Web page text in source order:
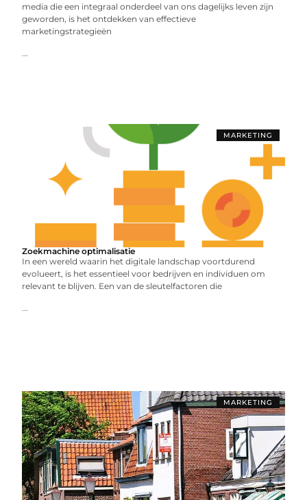
media die een integraal onderdeel van ons dagelijks leven zijn
geworden, is het ontdekken van effectieve
marketingstrategieën
...
MARKETING
Zoekmachine optimalisatie
In een wereld waarin het digitale landschap voortdurend
evolueert, is het essentieel voor bedrijven en individuen om
relevant te blijven. Een van de sleutelfactoren die
...
MARKETING